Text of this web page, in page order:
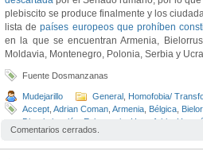
plebiscito se produce finalmente y los
lista depaíses europeos que prohíben
en la que se encuentran Armenia,
Moldavia, Montenegro, Polonia, Serbia y
Fuente Dosmanzanas
Mudejarillo General Homofobia/
Accept Adrian Coman Armenia Bélgica
Discriminación
Eslovaquia Homofobia Hungría
Lituania,Luxemburgo
de Rumanía,Tribunal de Justicia de la Unión
Comentarios cerrados.